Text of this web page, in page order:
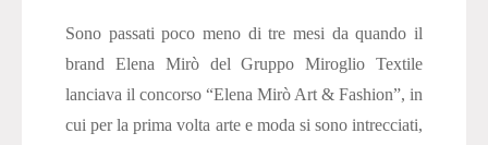
Sono passati poco meno di tre mesi da quando il
brand Elena Mirò del Gruppo Miroglio Textile
lanciava il concorso “Elena Mirò Art & Fashion”, in
cui per la prima volta arte e moda si sono intrecciati,